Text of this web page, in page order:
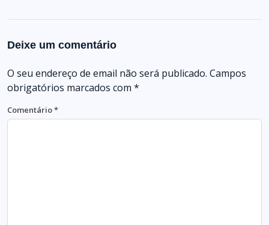
Deixe um comentário
O seu endereço de email não será publicado. Campos
obrigatórios marcados com *
Comentário*